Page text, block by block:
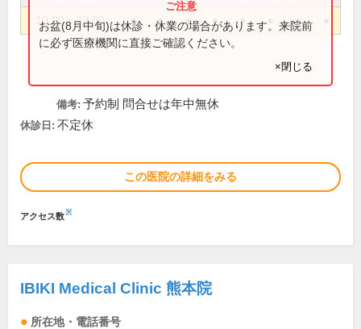
10:00～22:00 ● ● ● ● ● ●
お盆(8月中旬)は休診・休業の場合があります。来院前
に必ず医療機関に直接ご確認ください。
×閉じる
備考: 予約制 問合せは年中無休
休診日: 不定休
この医院の詳細をみる
アクセス数※
IBIKI Medical Clinic 熊本院
所在地・電話番号